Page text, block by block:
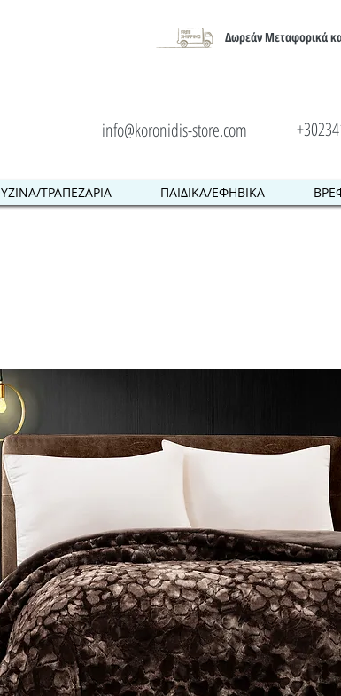
Δωρεάν Μεταφορικά
info@koronidis-store.com
ΤΡΑΠΕΖΑΡΙΑ ΠΑΙΔΙΚΑ/ΕΦΗΒΙΚΑ